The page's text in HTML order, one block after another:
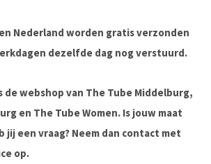
Nederland worden gratis verzonden
dezelfde dag nog verstuurd.
de webshop van The Tube Middelburg,
en The Tube Women. Is jouw maat
een vraag? Neem dan contact met
op.